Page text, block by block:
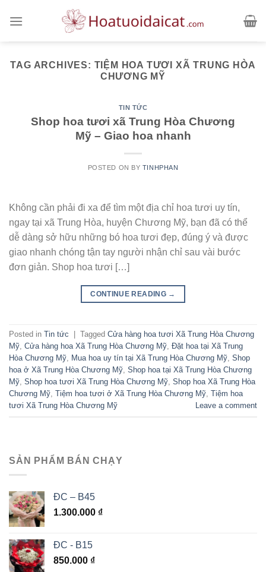
TAG ARCHIVES: TIỆM HOA TƯƠI XÃ TRUNG HÒA
CHƯƠNG MỸ
TIN TỨC
Shop hoa tươi xã Trung Hòa Chương
Mỹ – Giao hoa nhanh
POSTED ON BY TINHPHAN
Không cần phải đi xa để tìm một địa chỉ hoa tươi uy tín,
ngay tại xã Trung Hòa, huyện Chương Mỹ, bạn đã có thể
dễ dàng sở hữu những bó hoa tươi đẹp, đúng ý và được
giao nhanh chóng tận tay người nhận chỉ sau vài bước
đơn giản. Shop hoa tươi […]
CONTINUE READING →
Posted in Tin tức Tagged Cửa hàng hoa tươi Xã Trung Hòa Chương
Mỹ Cửa hàng hoa Xã Trung Hòa Chương Mỹ Đặt hoa tại Xã Trung
Hòa Chương Mỹ
Mua hoa uy tín tại Xã Trung Hòa Chương Mỹ Shop
hoa ở Xã Trung Hòa Chương Mỹ Shop hoa tại Xã Trung Hòa Chương
Mỹ Shop hoa tươi Xã Trung Hòa Chương Mỹ Shop hoa Xã Trung Hòa
Chương Mỹ Tiệm hoa tươi ở Xã Trung Hòa Chương Mỹ Tiệm hoa
tươi Xã Trung Hòa Chương Mỹ
Leave a comment
SẢN PHẨM BÁN CHẠY
ĐC – B45
1.300.000 ₫
ĐC - B15
850.000 ₫